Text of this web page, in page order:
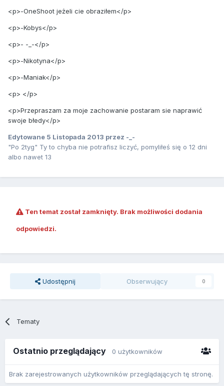
<p>-OneShoot jeżeli cie obraziłem</p>
<p>-Kobys</p>
<p>- -_-</p>
<p>-Nikotyna</p>
<p>-Maniak</p>
<p> </p>
<p>Przepraszam za moje zachowanie postaram sie naprawić
swoje błedy</p>
Edytowane 5 Listopada 2013 przez -_-
"Po 2tyg" Ty to chyba nie potrafisz liczyć, pomyliłeś się o 12 dni
albo nawet 13
Ten temat został zamknięty. Brak możliwości dodania
odpowiedzi.
Udostępnij Obserwujący 0
Tematy
Ostatnio przeglądający 0 użytkowników
Brak zarejestrowanych użytkowników przeglądających tę stronę.